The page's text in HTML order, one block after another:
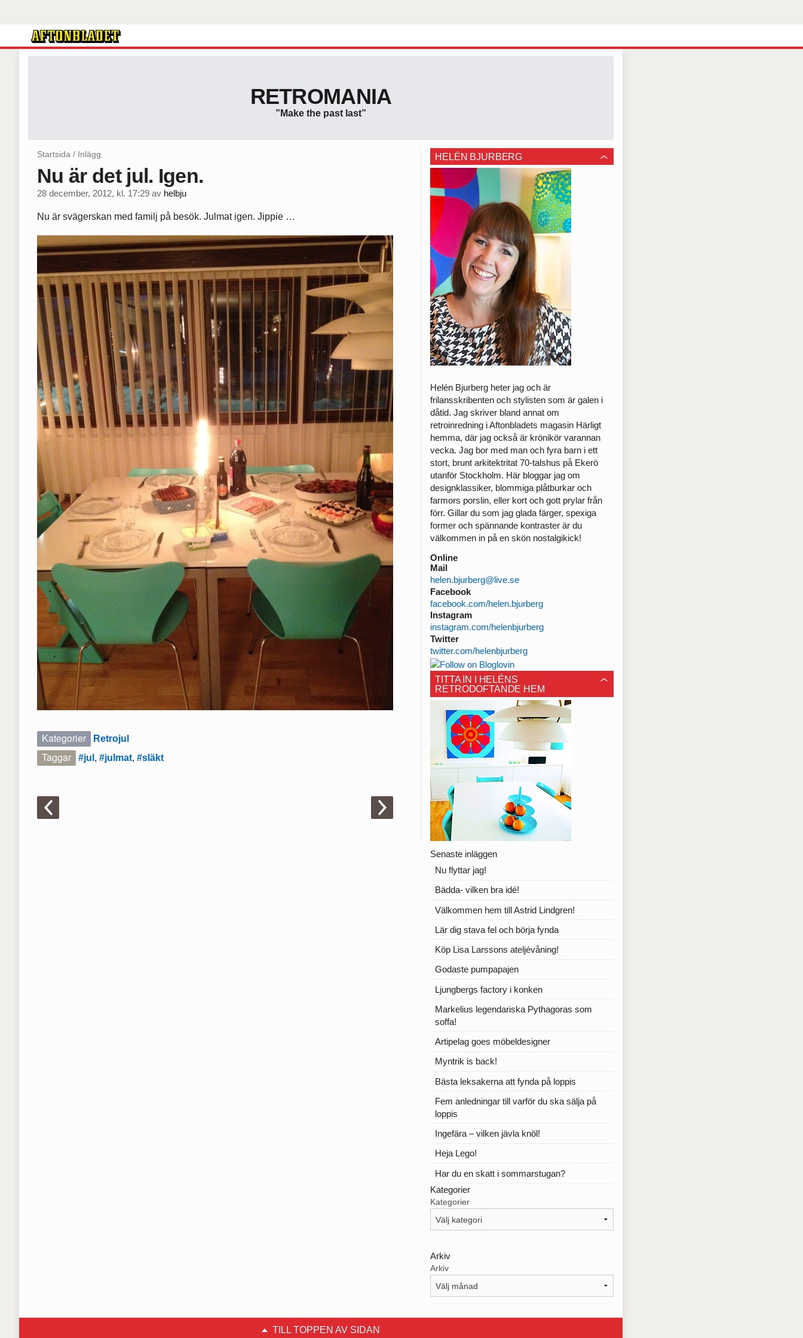
RETROMANIA
”Make the past last”
Startsida / Inlägg
Nu är det jul. Igen.
28 december, 2012, kl. 17:29 av helbju
Nu är svägerskan med familj på besök. Julmat igen. Jippie …
Kategorier Retrojul
Taggar #jul , #julmat, #släkt
HELÉN BJURBERG
Helén Bjurberg heter jag och är
frilansskribenten och stylisten som är galen i
dåtid. Jag skriver bland annat om
retroinredning i Aftonbladets magasin Härligt
hemma, där jag också är krönikör varannan
vecka. Jag bor med man och fyra barn i ett
stort, brunt arkitektritat 70-talshus på Ekerö
utanför Stockholm. Här bloggar jag om
designklassiker, blommiga plåtburkar och
farmors porslin, eller kort och gott prylar från
förr. Gillar du som jag glada färger, spexiga
former och spännande kontraster är du
välkommen in på en skön nostalgikick!
Online
Mail
helen.bjurberg@live.se
Facebook
facebook.com/helen.bjurberg
Instagram
instagram.com/helenbjurberg
Twitter
twitter.com/helenbjurberg
TITTA IN I HELÉNS
RETRODOFTANDE HEM
Senaste inläggen
Nu flyttar jag!
Bädda- vilken bra idé!
Välkommen hem till Astrid Lindgren!
Lär dig stava fel och börja fynda
Köp Lisa Larssons ateljévåning!
Godaste pumpapajen
Ljungbergs factory i konken
Markelius legendariska Pythagoras som
soffa!
Artipelag goes möbeldesigner
Myntrik is back!
Bästa leksakerna att fynda på loppis
Fem anledningar till varför du ska sälja på
loppis
Ingefära – vilken jävla knöl!
Heja Lego!
Har du en skatt i sommarstugan?
Kategorier
Kategorier
Arkiv
Arkiv
TILL TOPPEN AV SIDAN